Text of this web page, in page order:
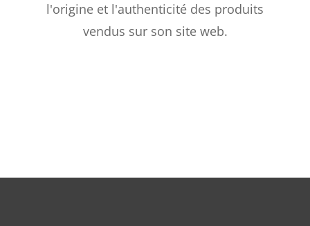
l'origine et l'authenticité des produits
vendus sur son site web.